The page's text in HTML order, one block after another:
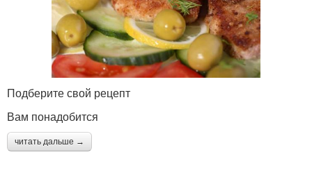
Подберите свой рецепт
Вам понадобится
читать дальше →